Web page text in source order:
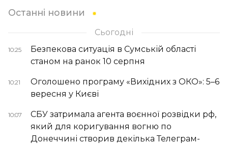
Останні новини
Сьогодні
10:25
Безпекова ситуація в Сумській області
станом на ранок 10 серпня
10:21
Оголошено програму «Вихідних з ОКО»: 5–6
вересня у Києві
10:07
СБУ затримала агента воєнної розвідки рф,
який для коригування вогню по
Донеччині створив декілька Телеграм-